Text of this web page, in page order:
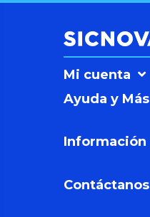
Mi cuenta
Ayuda y Más
Información
Contáctanos